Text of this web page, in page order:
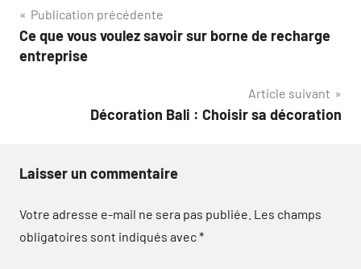
Navigation
de
Publication précédente
Ce que vous voulez savoir sur borne de recharge
entreprise
Article suivant
Décoration Bali : Choisir sa décoration
Laisser un commentaire
Votre adresse e-mail ne sera pas publiée. Les champs
obligatoires sont indiqués avec*